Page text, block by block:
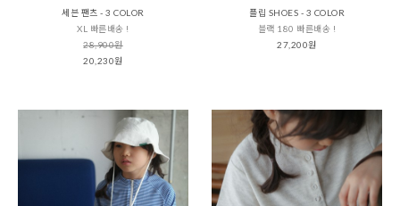
세븐 팬츠 - 3 COLOR
XL 빠른배송 !
28,900원
20,230원
플립 SHOES - 3 COLOR
블랙 180 빠른배송 !
27,200원